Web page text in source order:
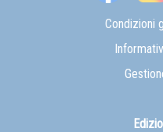
Condizioni